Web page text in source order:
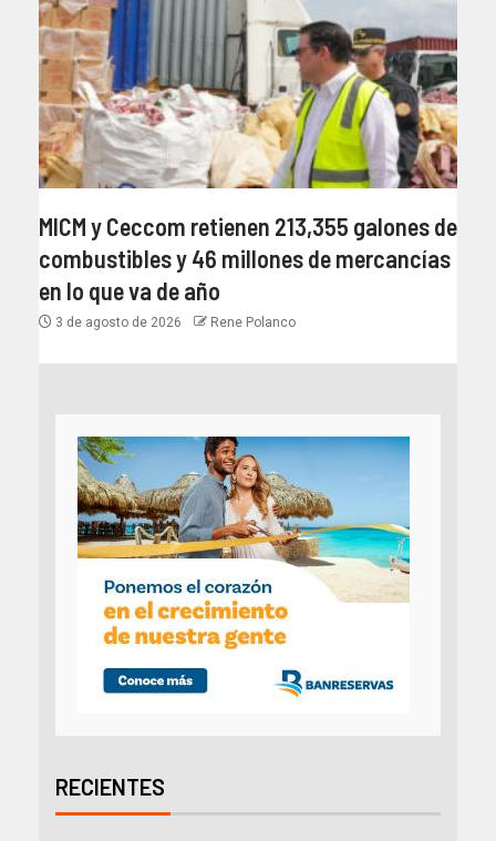
MICM y Ceccom retienen 213,355 galones de
combustibles y 46 millones de mercancías
en lo que va de año
3 de agosto de 2026 Rene Polanco
RECIENTES